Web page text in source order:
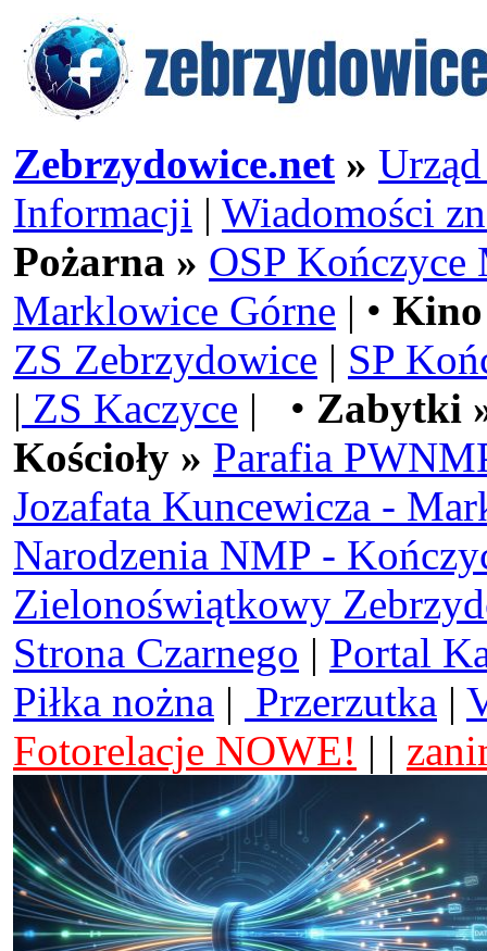
Zebrzydowice.net »
Informacji | Wiadomości
Pożarna » OSP Kończyce
Marklowice Górne | •
ZS Zebrzydowice | SP
| ZS Kaczyce | • Zabytki
Kościoły » Parafia
Jozafata Kuncewicza -
Narodzenia NMP -
Zielonoświątkowy
Strona Czarnego | Portal
Piłka nożna | Przerzutka |
Fotorelacje NOWE! | |